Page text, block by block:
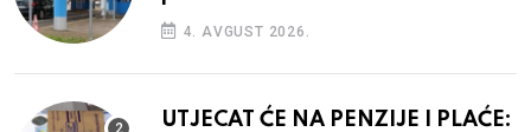
4. AVGUST 2026.
UTJECAT ĆE NA PENZIJE I PLAĆE: